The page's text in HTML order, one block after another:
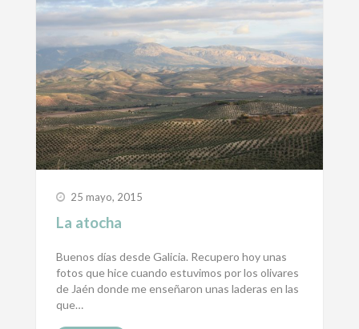
25 mayo, 2015
La atocha
Buenos días desde Galicia. Recupero hoy unas
fotos que hice cuando estuvimos por los olivares
de Jaén donde me enseñaron unas laderas en las
que…